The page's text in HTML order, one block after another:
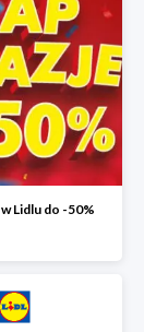
Lidlu do -50%